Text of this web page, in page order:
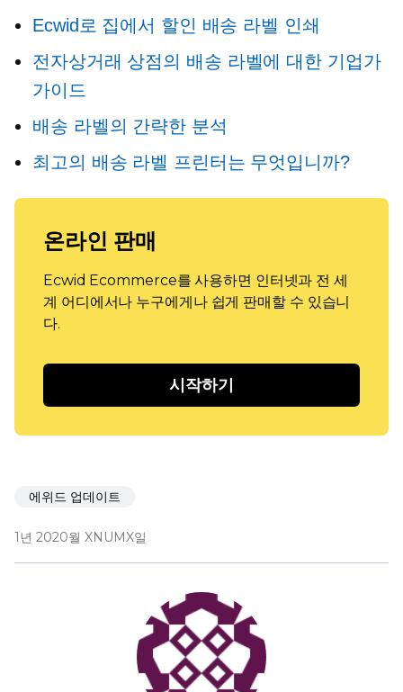
Ecwid로 집에서 할인 배송 라벨 인쇄
전자상거래 상점의 배송 라벨에 대한 기업가
가이드
배송 라벨의 간략한 분석
최고의 배송 라벨 프린터는 무엇입니까?
온라인 판매
Ecwid Ecommerce를 사용하면 인터넷과 전 세
계 어디에서나 누구에게나 쉽게 판매할 수 있습니
다.
시작하기
에위드 업데이트
1년 2020월 XNUMX일